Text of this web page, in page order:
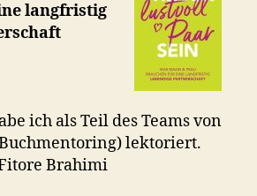
langfristig
ich als Teil des Teams von
lektoriert.
Brahimi